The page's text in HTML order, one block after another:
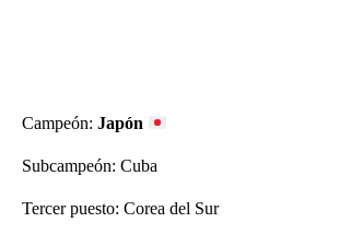
Campeón: Japón
Subcampeón: Cuba
Tercer puesto: Corea del Sur